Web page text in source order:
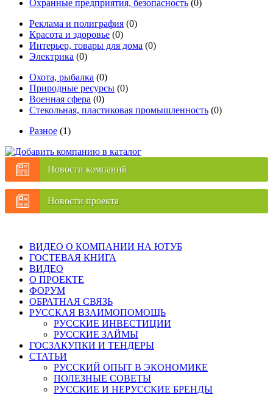
Охранные предприятия, безопасность (0)
Реклама и полиграфия (0)
Красота и здоровье (0)
Интерьер, товары для дома (0)
Электрика (0)
Охота, рыбалка (0)
Природные ресурсы (0)
Военная сфера (0)
Стекольная, пластиковая промышленность (0)
Разное (1)
Новости компаний
Новости проекта
ВИДЕО О КОМПАНИИ НА ЮТУБ
ГОСТЕВАЯ КНИГА
ВИДЕО
О ПРОЕКТЕ
ФОРУМ
ОБРАТНАЯ СВЯЗЬ
РУССКАЯ ВЗАИМОПОМОЩЬ
РУССКИЕ ИНВЕСТИЦИИ
РУССКИЕ ЗАЙМЫ
ГОСЗАКУПКИ И ТЕНДЕРЫ
СТАТЬИ
РУССКИЙ ОПЫТ В ЭКОНОМИКЕ
ПОЛЕЗНЫЕ СОВЕТЫ
РУССКИЕ И НЕРУССКИЕ БРЕНДЫ